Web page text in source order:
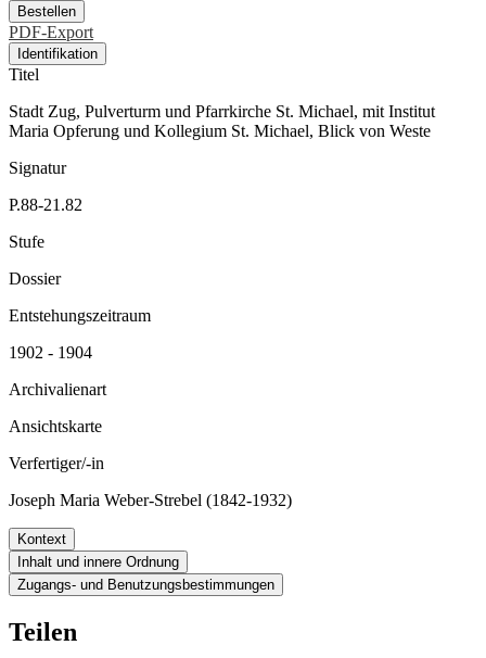
Bestellen
PDF-Export
Identifikation
Titel
Stadt Zug, Pulverturm und Pfarrkirche St. Michael, mit Institut
Maria Opferung und Kollegium St. Michael, Blick von Weste
Signatur
P.88-21.82
Stufe
Dossier
Entstehungszeitraum
1902 - 1904
Archivalienart
Ansichtskarte
Verfertiger/-in
Joseph Maria Weber-Strebel (1842-1932)
Kontext
Inhalt und innere Ordnung
Zugangs- und Benutzungsbestimmungen
Teilen